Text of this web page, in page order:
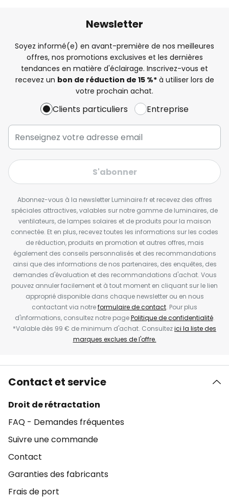
Newsletter
Soyez informé(e) en avant-première de nos meilleures
offres, nos promotions exclusives et les dernières
tendances en matière d'éclairage. Inscrivez-vous et
recevez un bon de réduction de 15 %*à utiliser lors de
votre prochain achat.
Clients particuliers Entreprise
S'abonner
Abonnez-vous à la newsletter Luminaire.fr et recevez des offres
spéciales attractives, valables sur notre gamme de luminaires, de
ventilateurs, de lampes solaires et de produits pour la maison
connectée. Et en plus, recevez toutes les informations sur les codes
de réduction, produits en promotion et autres offres, mais
également des conseils personnalisés et des recommandations
ainsi que des informations de nos partenaires, des enquêtes, des
demandes d'évaluation et des recommandations d'achat. Vous
pouvez annuler facilement et à tout moment en cliquant sur le lien
approprié disponible dans chaque newsletter ou en nous
contactant via notreformulaire de contact. Pour plus
d'informations, consultez notre pagePolitique de confidentialité.
*Valable dès 99 € de minimum d'achat. Consultezici la liste des
marques exclues de l'offre.
Contact et service
Droit de rétractation
FAQ - Demandes fréquentes
Suivre une commande
Contact
Garanties des fabricants
Frais de port